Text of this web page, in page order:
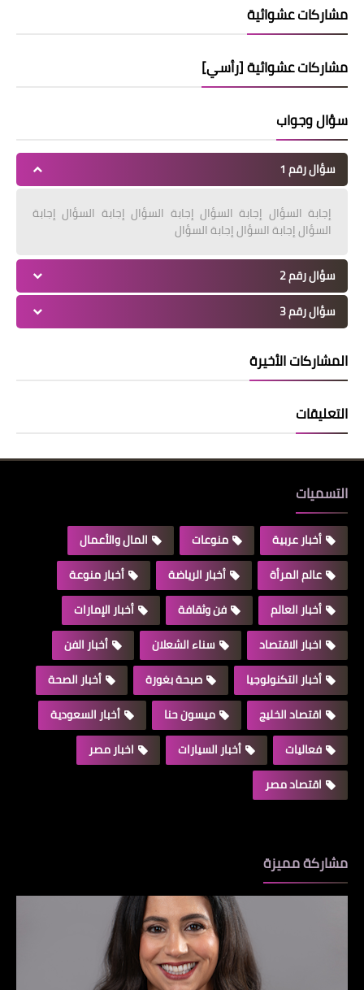
مشاركات عشوائية
مشاركات عشوائية [رأسي]
سؤال وجواب
سؤال رقم 1
إجابة السؤال إجابة السؤال إجابة السؤال إجابة السؤال إجابة
السؤال إجابة السؤال إجابة السؤال
سؤال رقم 2
سؤال رقم 3
المشاركات الأخيرة
التعليقات
التسميات
أخبار عربية منوعات
المال والأعمال
عالم المرأة
أخبار الرياضة
أخبار منوعة
أخبار العالم
فن وثقافة
أخبار الإمارات
اخبار الاقتصاد
سناء الشعلان
أخبار الفن
أخبار التكنولوجيا
صبحة بغورة
أخبار الصحة
اقتصاد الخليج
ميسون حنا
أخبار السعودية
فعاليات
أخبار السيارات
اخبار مصر
اقتصاد مصر
مشاركة مميزة